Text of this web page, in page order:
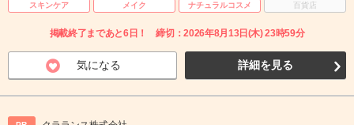
スキンケア
メイク ナチュラルコスメ 百貨店
掲載終了まであと6日！ 締切：2026年8月13日(木) 23時59分
気になる 詳細を見る